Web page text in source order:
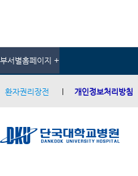
부서별홈페이지 +
환자권리장전 개인정보처리방침